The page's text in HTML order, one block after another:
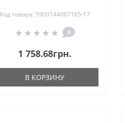
Код товара: 5900144067165-17
0
1 758.68грн.
В КОРЗИНУ